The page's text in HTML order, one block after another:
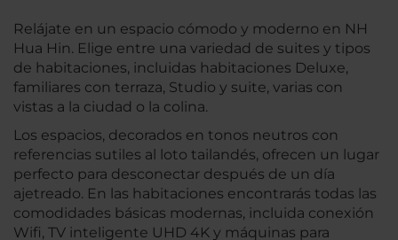
Relájate en un espacio cómodo y moderno en NH
Hua Hin. Elige entre una variedad de suites y tipos
de habitaciones, incluidas habitaciones Deluxe,
familiares con terraza, Studio y suite, varias con
vistas a la ciudad o la colina.
Los espacios, decorados en tonos neutros con
referencias sutiles al loto tailandés, ofrecen un lugar
perfecto para desconectar después de un día
ajetreado. En las habitaciones encontrarás todas las
comodidades básicas modernas, incluida conexión
Wifi, TV inteligente UHD 4K y máquinas para